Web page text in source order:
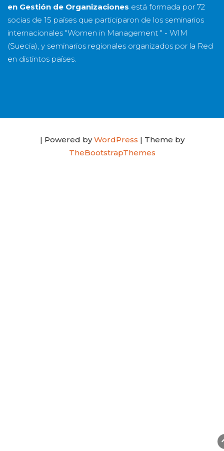
en Gestión de Organizaciones está formada por 72
socias de 15 países que participaron de los seminarios
internacionales "Women in Management " - WIM
(Suecia), y seminarios regionales organizados por la Red
en distintos países.
| Powered byWordPress | Theme by
TheBootstrapThemes